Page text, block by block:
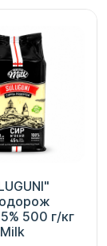
500 г/кг